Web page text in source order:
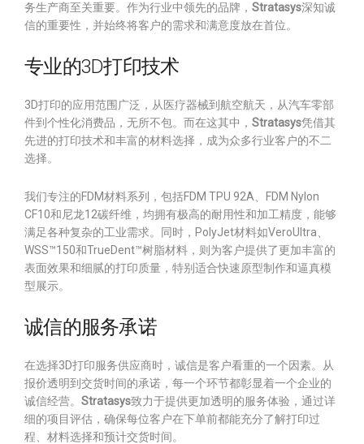
务生产商至关重要。作为行业中领先的品牌， Stratasys深知诚
信的重要性，并始终将客户的需求和满意度放在首位。
专业的3D打印技术
3D打印的应用范围广泛，从医疗器械到航空航天，从汽车零部
件到个性化消费品，无所不包。而在这其中， Stratasys凭借其
先进的打印技术和丰富的材料选择，成为众多行业客户的不二
选择。
我们专注的FDM材料系列，包括FDM TPU 92A、FDM Nylon
CF10和尼龙12碳纤维，均拥有极高的耐用性和加工精度，能够
满足各种复杂的工业需求。同时，PolyJet材料如VeroUltra、
WSS™150和TrueDent™树脂材料，则为客户提供了更加丰富的
表面效果和细腻的打印质量，特别适合快速原型制作和逼真模
型展示。
诚信的服务承诺
在选择3D打印服务供应商时，诚信是客户看重的一个因素。从
报价透明到交货时间的承诺，每一个环节都彰显着一个企业的
诚信经营。 Stratasys致力于提供更加透明的服务体验，通过详
细的项目评估，确保每位客户在下单前都能充分了解打印过
程、材料选择和预计交货时间。